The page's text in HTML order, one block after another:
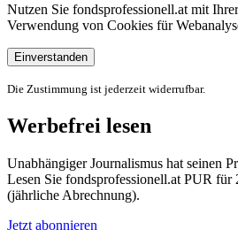
Nutzen Sie fondsprofessionell.at mit
Verwendung von Cookies für
Einverstanden
Die Zustimmung ist jederzeit widerrufbar.
Werbefrei lesen
Unabhängiger Journalismus hat seinen
Lesen Sie fondsprofessionell.at PUR für
(jährliche Abrechnung).
Jetzt abonnieren